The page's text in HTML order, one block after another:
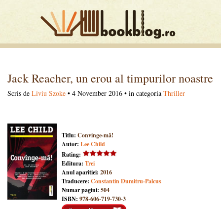
Jack Reacher, un erou al timpurilor noastre
Scris de Liviu Szoke • 4 November 2016 • in categoria Thriller
Titlu: Convinge-mă!
Autor: Lee Child
Rating:
Editura: Trei
Anul aparitiei: 2016
Traducere: Constantin Dumitru-Palcus
Numar pagini: 504
ISBN: 978-606-719-730-3